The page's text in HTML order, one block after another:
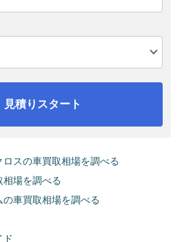
見積りスタート
スの車買取相場を調べる
相場を調べる
車買取相場を調べる
ド